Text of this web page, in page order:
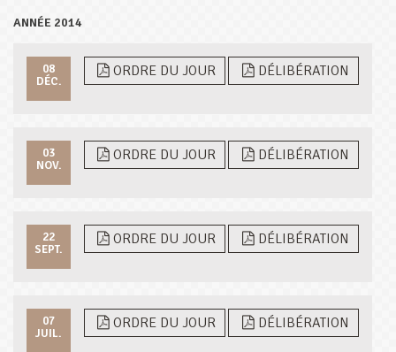
ANNÉE 2014
08
DÉC.
ORDRE DU JOUR DÉLIBÉRATION
03
NOV.
ORDRE DU JOUR DÉLIBÉRATION
22
SEPT.
ORDRE DU JOUR DÉLIBÉRATION
07
JUIL.
ORDRE DU JOUR DÉLIBÉRATION